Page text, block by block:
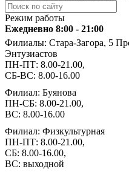
Режим работы
Ежедневно 8:00 - 21:00
Филиалы: Стара-Загора, 5
Энтузиастов
ПН-ПТ: 8.00-21.00,
СБ-ВС: 8.00-16.00
Филиал: Буянова
ПН-СБ: 8.00-21.00,
ВС: 8.00-16.00
Филиал: Физкультурная
ПН-ПТ: 8.00-21.00,
СБ: 8.00-16.00,
ВС: выходной